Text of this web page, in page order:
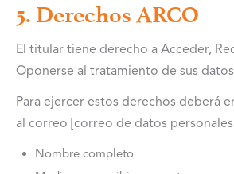
5. Derechos ARCO
El titular tiene derecho a Acceder,
Oponerse al tratamiento de sus
Para ejercer estos derechos deberá
al correo [correo de datos
Nombre completo